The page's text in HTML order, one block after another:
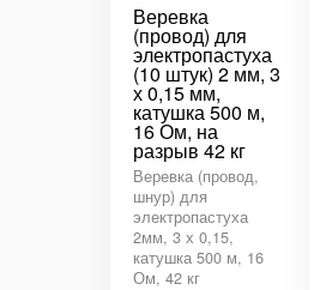
Веревка
(провод) для
электропастуха
(10 штук) 2 мм, 3
х 0,15 мм,
катушка 500 м,
16 Ом, на
разрыв 42 кг
Веревка (провод,
шнур) для
электропастуха
2мм, 3 х 0,15,
катушка 500 м, 16
Ом, 42 кг